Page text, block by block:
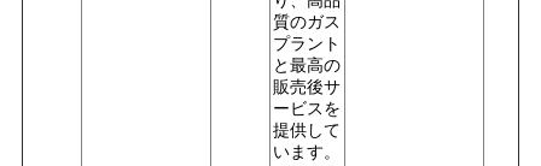
質のガス
プラント
と最高の
販売後サ
ービスを
提供して
います。